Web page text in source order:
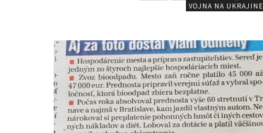
VOJNA NA UKRAJINE